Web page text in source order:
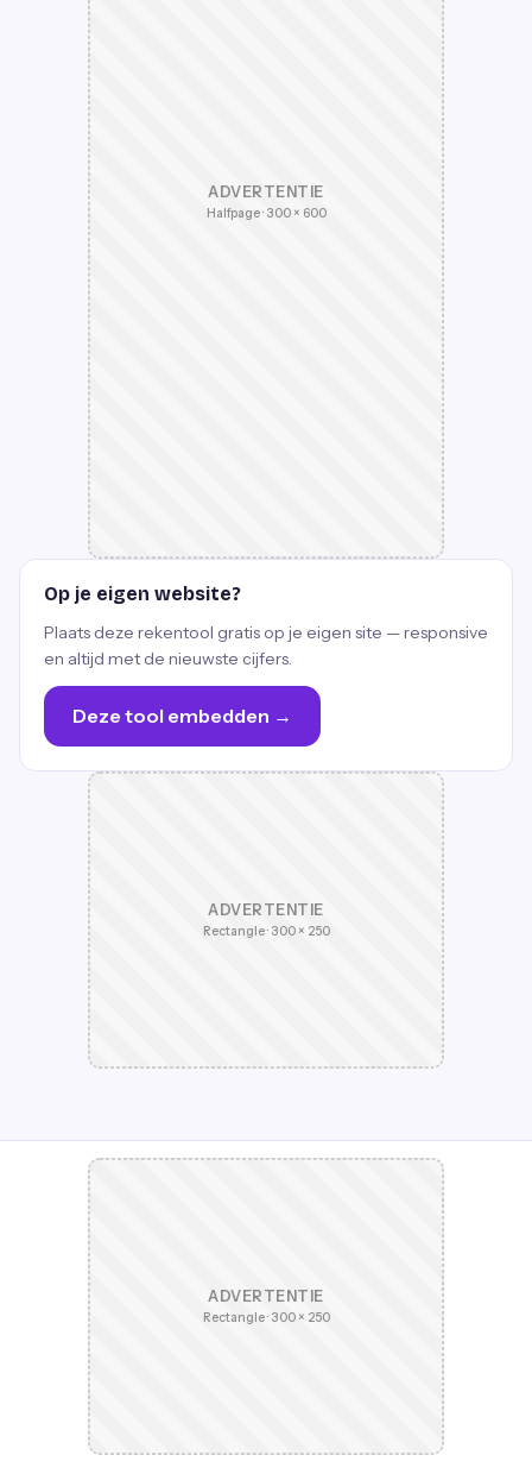
ADVERTENTIE
Halfpage · 300 × 600
Op je eigen website?
Plaats deze rekentool gratis op je eigen site — responsive
en altijd met de nieuwste cijfers.
Deze tool embedden →
ADVERTENTIE
Rectangle · 300 × 250
ADVERTENTIE
Rectangle · 300 × 250